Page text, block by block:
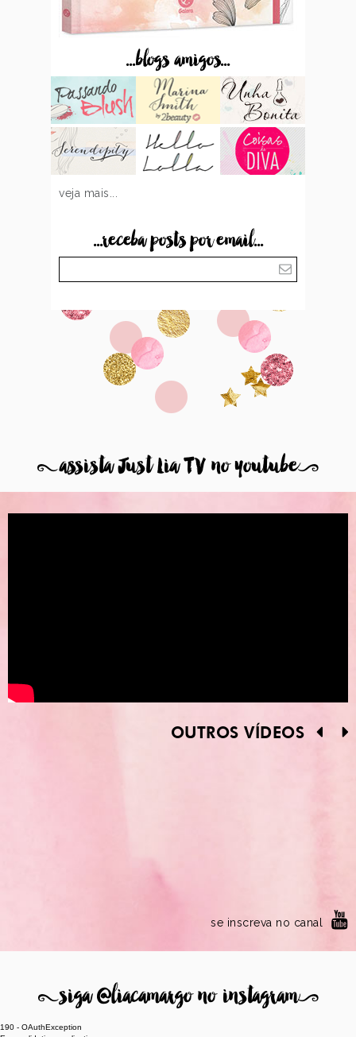
...blogs amigos...
veja mais...
...receba posts por email...
8assista Just Lia TV no youtube9
OUTROS VÍDEOS
se inscreva no canal
8siga @liacamargo no instagram9
190 - OAuthException